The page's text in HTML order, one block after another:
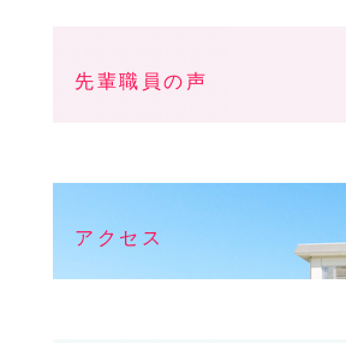
先輩職員の声
アクセス